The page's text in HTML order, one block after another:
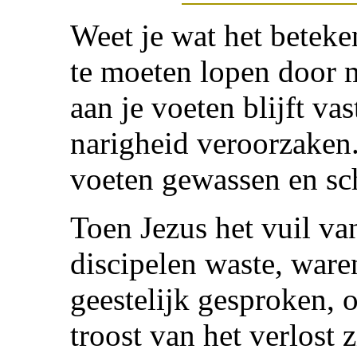
Weet je wat het
te moeten lopen door
aan je voeten blijft
narigheid
voeten gewassen en
Toen Jezus het vuil
discipelen waste,
geestelijk gesproken,
troost van het verlost